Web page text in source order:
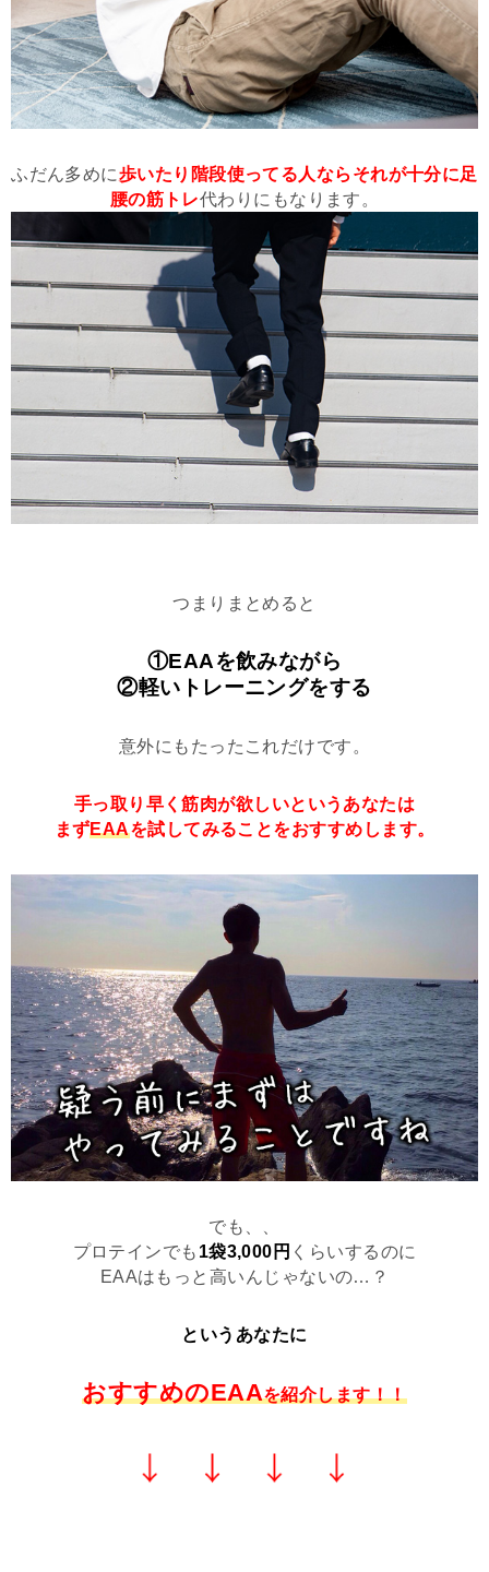
ふだん多めに歩いたり階段使ってる人ならそれが十分に足
腰の筋トレ代わりにもなります。
つまりまとめると
①EAAを飲みながら
②軽いトレーニングをする
意外にもたったこれだけです。
手っ取り早く筋肉が欲しいというあなたは
まずEAAを試してみることをおすすめします。
でも、、
プロテインでも 1袋3,000円 くらいするのに
EAAはもっと高いんじゃないの…？
というあなたに
おすすめのEAAを紹介します！！